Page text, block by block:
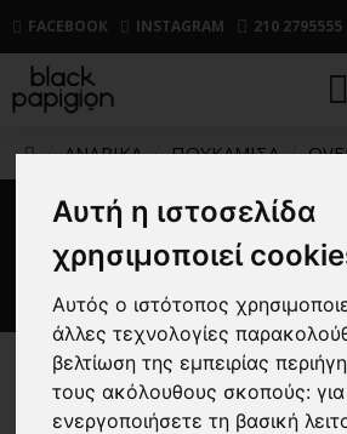
Αυτή η ιστοσελίδα
χρησιμοποιεί
Αυτός ο ιστότοπος
άλλες τεχνολογίες
βελτίωση της εμπειρίας
τους ακόλουθους σκοπούς:
ενεργοποιήσετε τη βασική
FACEBOOK INSTAGRAM 210 2795555
ΑΝΔΡΙΚΑ ΠΟΥΚΑΜΙΣΑ
Overshirt Vittorio
μπεζ